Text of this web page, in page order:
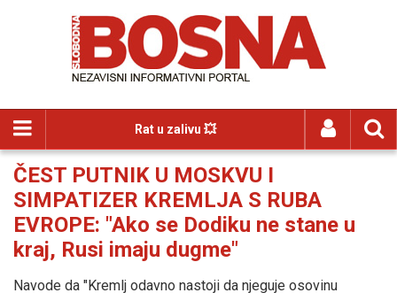
Rat u zalivu 💥
ČEST PUTNIK U MOSKVU I
SIMPATIZER KREMLJA S RUBA
EVROPE: "Ako se Dodiku ne stane u
kraj, Rusi imaju dugme"
Navode da "Kremlj odavno nastoji da njeguje osovinu